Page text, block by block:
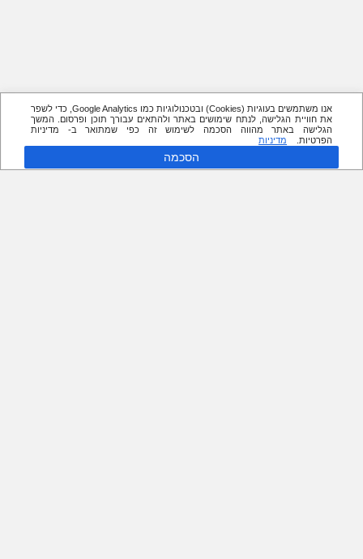
אנו משתמשים בעוגיות (Cookies) ובטכנולוגיות כמו Google Analytics, כדי לשפר
את חוויית הגלישה, לנתח שימושים באתר ולהתאים עבורך תוכן ופרסום. המשך
הגלישה באתר מהווה הסכמה לשימוש זה כפי שמתואר ב- מדיניות
הפרטיות.
מדיניות
הסכמה